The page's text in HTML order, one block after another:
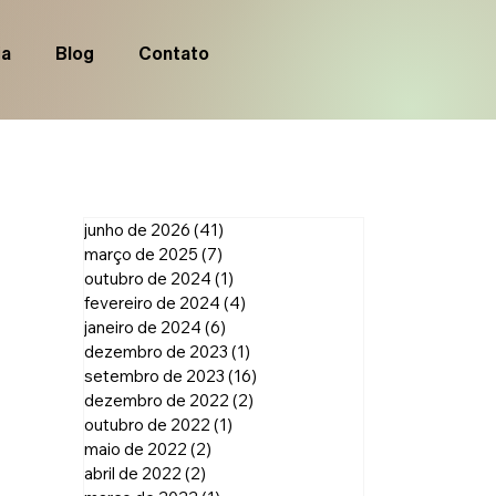
Blog Contato
junho de 2026 (41)
março de 2025 (7)
outubro de 2024 (1)
fevereiro de 2024 (4)
janeiro de 2024 (6)
dezembro de 2023 (1)
setembro de 2023 (16)
dezembro de 2022 (2)
outubro de 2022 (1)
maio de 2022 (2)
abril de 2022 (2)